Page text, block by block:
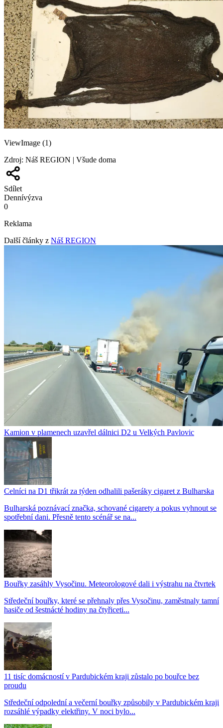
ViewImage (1)
Zdroj: Náš REGION | Všude doma
Sdílet
Dennívýzva
0
Reklama
Další články z Náš REGION
Kamion v plamenech uzavřel dálnici D2 u Velkých Pavlovic
Celníci na D1 třikrát za týden odhalili pašeráky cigaret z Bulharska
Bulharská poznávací značka, schované cigarety a pokus vyhnout se
spotřební dani. Přesně tento scénář se na...
Bouřky zasáhly Vysočinu. Meteorologové dali i výstrahu na čtvrtek
Středeční bouřky, které se přehnaly přes Vysočinu, zaměstnaly tamní
hasiče od šestnácté hodiny na čtyřiceti...
11 tisíc domácností v Pardubickém kraji zůstalo po bouřce bez
proudu
Středeční odpolední a večerní bouřky způsobily v Pardubickém kraji
rozsáhlé výpadky elektřiny. V noci bylo...